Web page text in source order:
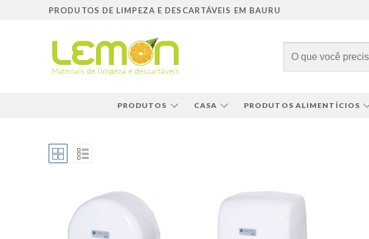
PRODUTOS DE LIMPEZA E DESCARTÁVEIS EM BAURU
por:
PRODUTOS CASA PRODUTOS ALIMENTÍCIOS